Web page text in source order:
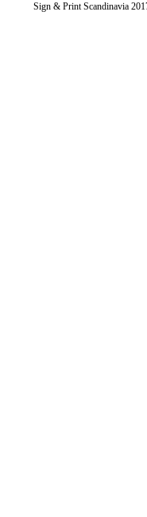
Sign & Print Scandinavia